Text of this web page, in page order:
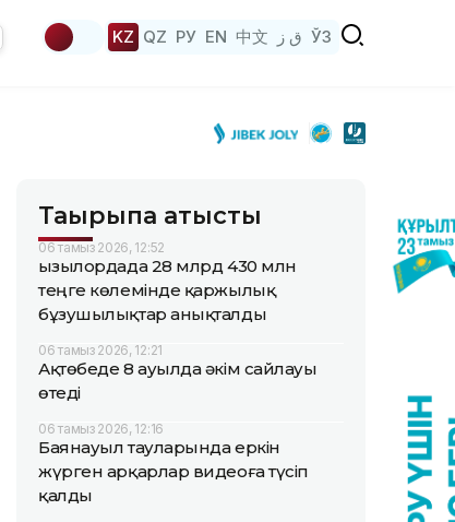
KZ QZ РУ EN 中文 ق ز ЎЗ
Тақырыпқа қатысты
06 тамыз 2026, 12:52
Қызылордада 28 млрд 430 млн
теңге көлемінде қаржылық
бұзушылықтар анықталды
06 тамыз 2026, 12:21
Ақтөбеде 8 ауылда әкім сайлауы
өтеді
06 тамыз 2026, 12:16
Баянауыл тауларында еркін
жүрген арқарлар видеоға түсіп
қалды